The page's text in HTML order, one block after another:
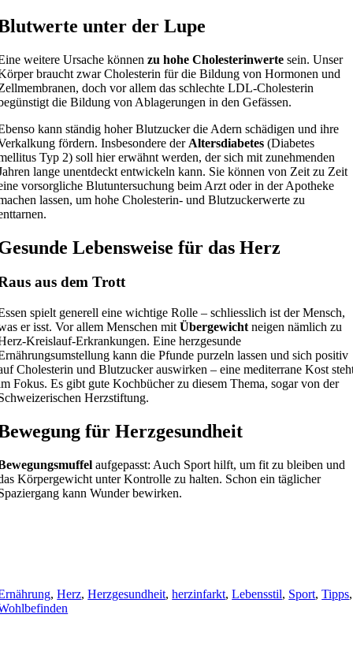
unter der Lupe
weitere Ursache könnenzu hohe Cholesterinwerte sein. Unser
braucht zwar Cholesterin für die Bildung von Hormonen und
doch vor allem das schlechte LDL-Cholesterin
die Bildung von Ablagerungen in den Gefässen.
kann ständig hoher Blutzucker die Adern schädigen und ihre
fördern. Insbesondere der Altersdiabetes (Diabetes
Typ 2) soll hier erwähnt werden, der sich mit zunehmenden
lange unentdeckt entwickeln kann. Sie können von Zeit zu Zeit
vorsorgliche Blutuntersuchung beim Arzt oder in der Apotheke
lassen, um hohe Cholesterin- und Blutzuckerwerte zu
Lebensweise für das Herz
aus dem Trott
spielt generell eine wichtige Rolle – schliesslich ist der Mensch,
er isst. Vor allem Menschen mitÜbergewicht neigen nämlich zu
Kreislauf-Erkrankungen. Eine herzgesunde
kann die Pfunde purzeln lassen und sich positiv
Cholesterin und Blutzucker auswirken – eine mediterrane Kost
Fokus. Es gibt gute Kochbücher zu diesem Thema, sogar von der
Herzstiftung.
für Herzgesundheit
aufgepasst: Auch Sport hilft, um fit zu bleiben und
Körpergewicht unter Kontrolle zu halten. Schon ein täglicher
kann Wunder bewirken.
,Herz,Herzgesundheit,herzinfarkt,Lebensstil, Sport,Tipps,